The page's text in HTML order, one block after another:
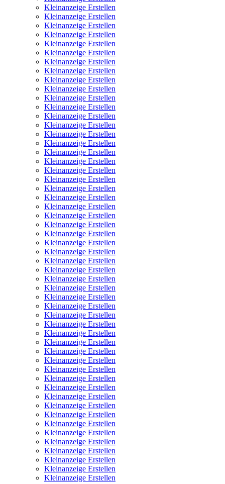
Kleinanzeige Erstellen
Kleinanzeige Erstellen
Kleinanzeige Erstellen
Kleinanzeige Erstellen
Kleinanzeige Erstellen
Kleinanzeige Erstellen
Kleinanzeige Erstellen
Kleinanzeige Erstellen
Kleinanzeige Erstellen
Kleinanzeige Erstellen
Kleinanzeige Erstellen
Kleinanzeige Erstellen
Kleinanzeige Erstellen
Kleinanzeige Erstellen
Kleinanzeige Erstellen
Kleinanzeige Erstellen
Kleinanzeige Erstellen
Kleinanzeige Erstellen
Kleinanzeige Erstellen
Kleinanzeige Erstellen
Kleinanzeige Erstellen
Kleinanzeige Erstellen
Kleinanzeige Erstellen
Kleinanzeige Erstellen
Kleinanzeige Erstellen
Kleinanzeige Erstellen
Kleinanzeige Erstellen
Kleinanzeige Erstellen
Kleinanzeige Erstellen
Kleinanzeige Erstellen
Kleinanzeige Erstellen
Kleinanzeige Erstellen
Kleinanzeige Erstellen
Kleinanzeige Erstellen
Kleinanzeige Erstellen
Kleinanzeige Erstellen
Kleinanzeige Erstellen
Kleinanzeige Erstellen
Kleinanzeige Erstellen
Kleinanzeige Erstellen
Kleinanzeige Erstellen
Kleinanzeige Erstellen
Kleinanzeige Erstellen
Kleinanzeige Erstellen
Kleinanzeige Erstellen
Kleinanzeige Erstellen
Kleinanzeige Erstellen
Kleinanzeige Erstellen
Kleinanzeige Erstellen
Kleinanzeige Erstellen
Kleinanzeige Erstellen
Kleinanzeige Erstellen
Kleinanzeige Erstellen